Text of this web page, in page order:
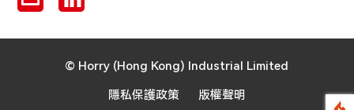
© Horry (Hong Kong) Industrial Limited
隱私保護政策 版權聲明